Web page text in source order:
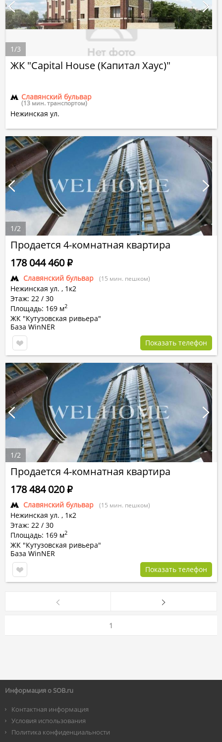
ЖК "Capital House (Капитал Хаус)"
Славянский бульвар
(13 мин. транспортом)
Нежинская ул.
1/3
Продается 4-комнатная квартира
Славянский бульвар (15 мин. пешком)
Нежинская ул. , 1к2
Этаж: 22 / 30
Площадь: 169 м2
ЖК "Кутузовская ривьера"
178 044 460Р
База WinNER
Показать телефон
1/2
Продается 4-комнатная квартира
Славянский бульвар (15 мин. пешком)
Нежинская ул. , 1к2
Этаж: 22 / 30
Площадь: 169 м2
ЖК "Кутузовская ривьера"
178 484 020Р
База WinNER
Показать телефон
1/2
1
Информация о SOB.ru
Контактная информация
Условия использования
Политика конфиденциальности